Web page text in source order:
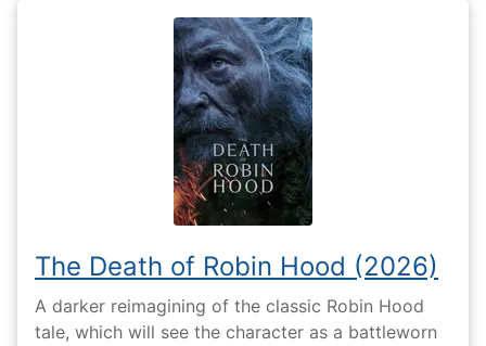
The Death of Robin Hood (2026)
A darker reimagining of the classic Robin Hood
tale, which will see the character as a battleworn